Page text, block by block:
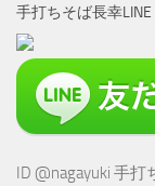
手打ちそば長幸
ID @nagayuki 手